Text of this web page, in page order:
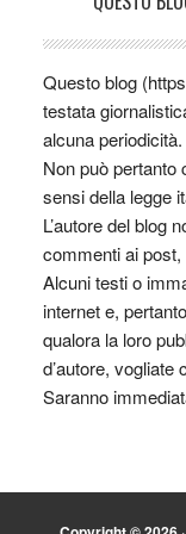
Questo blog
testata
alcuna periodicità.
Non può pertanto
sensi della legge
L’autore del blog
commenti ai post,
Alcuni testi o
internet e,
qualora la loro
d’autore, vogliate
Saranno